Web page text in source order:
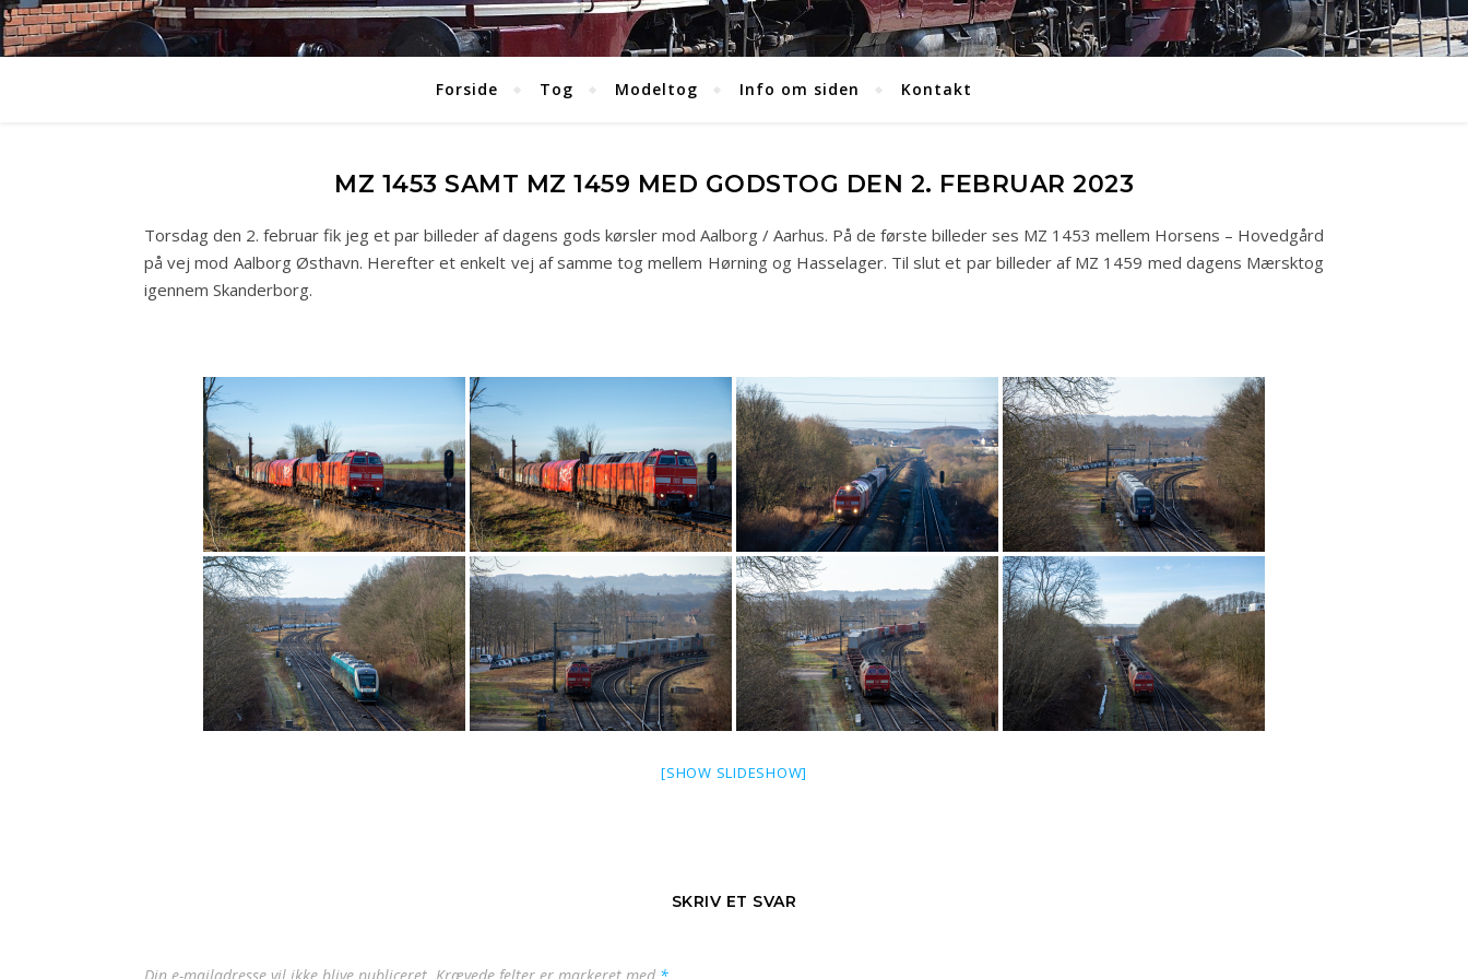
Forside Tog Modeltog Info om siden Kontakt
MZ 1453 SAMT MZ 1459 MED GODSTOG DEN 2. FEBRUAR 2023
Torsdag den 2. februar fik jeg et par billeder af dagens gods kørsler mod Aalborg / Aarhus. På de første billeder ses MZ 1453 mellem Horsens – Hovedgård
på vej mod Aalborg Østhavn. Herefter et enkelt vej af samme tog mellem Hørning og Hasselager. Til slut et par billeder af MZ 1459 med dagens Mærsktog
igennem Skanderborg.
[SHOW SLIDESHOW]
SKRIV ET SVAR